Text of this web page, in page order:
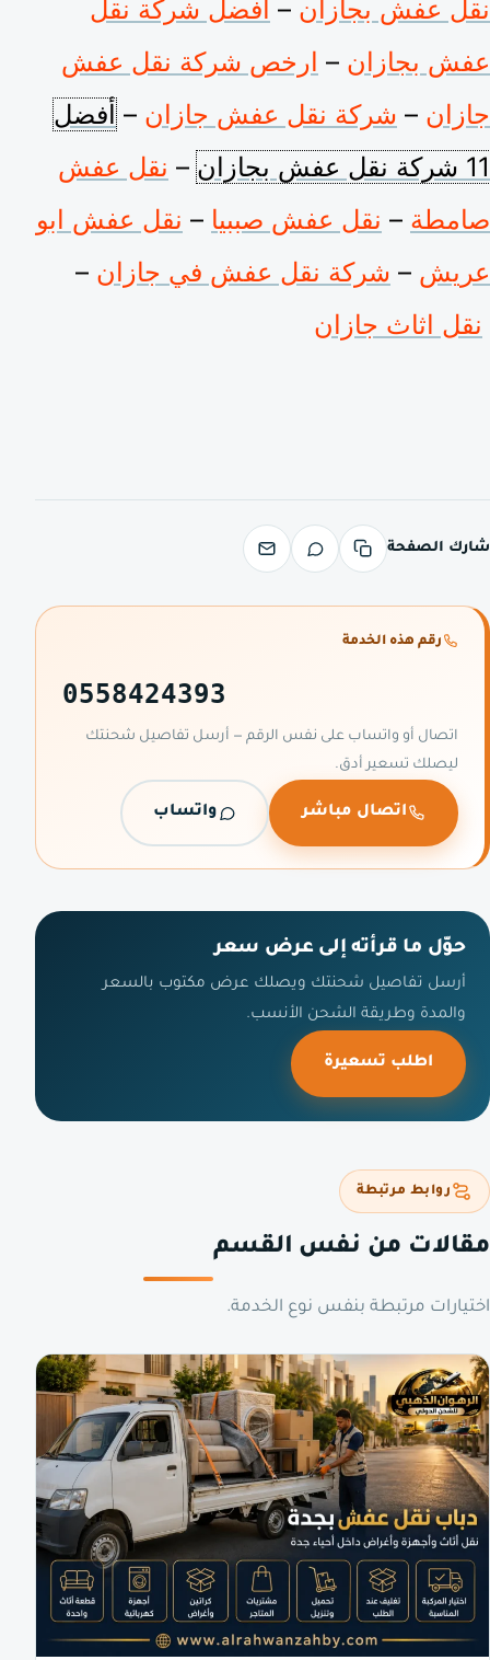
نقل عفش بجازان – افضل شركة نقل
عفش بجازان – ارخص شركة نقل عفش
جازان – شركة نقل عفش جازان –أفضل
11 شركة نقل عفش بجازان
– نقل عفش
صامطة – نقل عفش صببيا – نقل عفش ابو
عريش – شركة نقل عفش في جازان –
نقل اثاث جازان
شارك الصفحة
رقم هذه الخدمة
0558424393
اتصال أو واتساب على نفس الرقم — أرسل تفاصيل شحنتك
ليصلك تسعير أدق.
اتصال مباشر واتساب
حوّل ما قرأته إلى عرض سعر
أرسل تفاصيل شحنتك ويصلك عرض مكتوب بالسعر
والمدة وطريقة الشحن الأنسب.
اطلب تسعيرة
روابط مرتبطة
مقالات من نفس القسم
اختيارات مرتبطة بنفس نوع الخدمة.